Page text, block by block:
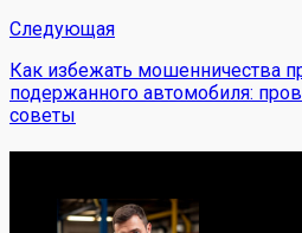
Следующая
Как избежать мошенничества
подержанного автомобиля:
советы